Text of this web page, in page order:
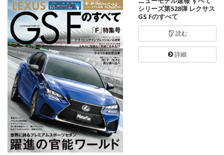
シリーズ第528弾 レクサス
GS Fのすべて
読む
詳細